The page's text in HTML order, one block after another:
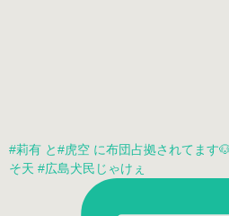
#莉有 と#虎空 に布団占拠されてま
そ天 #広島犬民じゃけぇ